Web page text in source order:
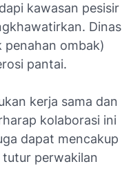
kawasan pesisir
Dinas
ombak)
pantai.
kerja sama dan
kolaborasi ini
dapat mencakup
perwakilan